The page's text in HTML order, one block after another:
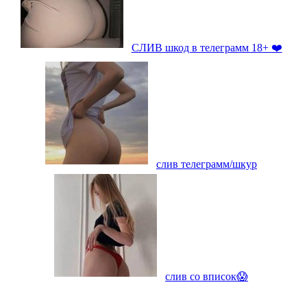
СЛИВ шкод в телеграмм 18+ ❤️
слив телеграмм/шкур
слив со вписок😱